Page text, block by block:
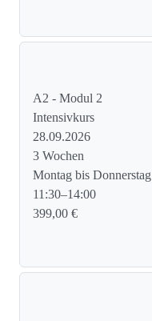
A2 - Modul 2
Intensivkurs
28.09.2026
3 Wochen
Montag bis Donnerstag
11:30–14:00
399,00 €